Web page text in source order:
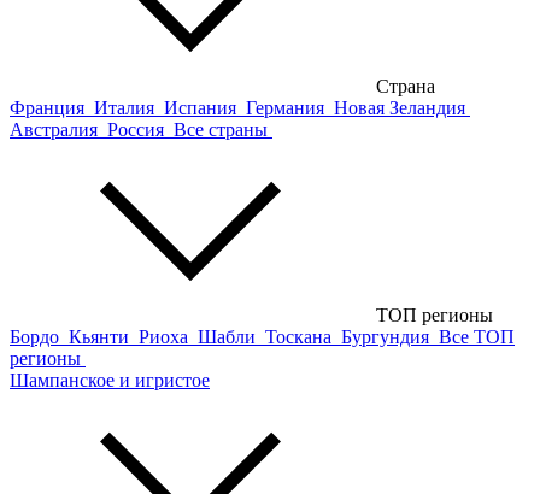
Страна
Франция Италия Испания Германия Новая Зеландия
Австралия Россия Все страны
ТОП регионы
Бордо Кьянти Риоха Шабли Тоскана Бургундия Все ТОП
регионы
Шампанское и игристое